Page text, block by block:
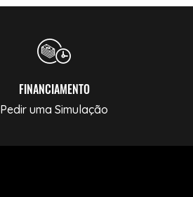
FINANCIAMENTO
Pedir uma Simulação